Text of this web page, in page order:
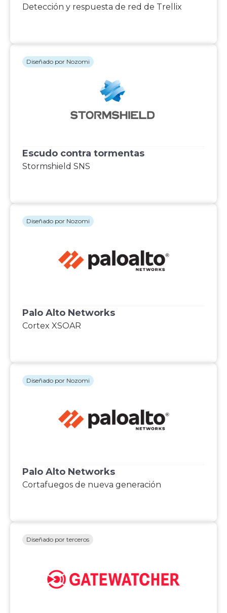
Detección y respuesta de red de Trellix
Escudo contra tormentas
Stormshield SNS
Diseñado por Nozomi
Palo Alto Networks
Cortex XSOAR
Diseñado por Nozomi
Palo Alto Networks
Cortafuegos de nueva generación
Diseñado por Nozomi
Diseñado por terceros